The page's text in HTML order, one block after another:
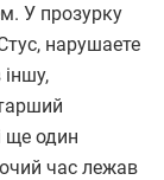
У прозурку
нарушаете
ще один
час лежав